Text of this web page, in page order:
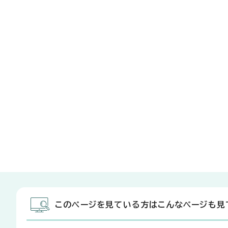
このページを見ている方はこんなページも見